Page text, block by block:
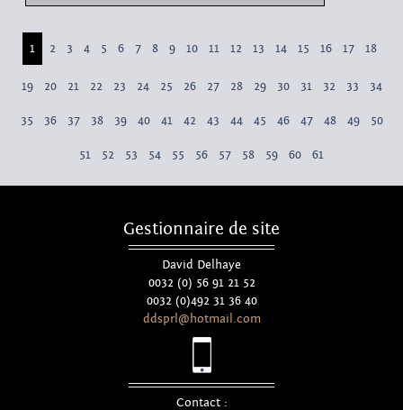
1 2 3 4 5 6 7 8 9 10 11 12 13 14 15 16 17 18
19 20 21 22 23 24 25 26 27 28 29 30 31 32 33 34
35 36 37 38 39 40 41 42 43 44 45 46 47 48 49 50
51 52 53 54 55 56 57 58 59 60 61
Gestionnaire de site
David Delhaye
0032 (0) 56 91 21 52
0032 (0)492 31 36 40
ddsprl@hotmail.com
Contact :